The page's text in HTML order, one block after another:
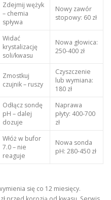
Zdejmij wężyk
– chemia
spływa
Nowy zawór
stopowy: 60 zł
Widać
krystalizację
soli/kwasu
Nowa głowica:
250-400 zł
Zmostkuj
czujnik – ruszy
Czyszczenie
lub wymiana:
180 zł
Odłącz sondę
pH – dalej
dozuje
Naprawa
płyty: 400-700
zł
Włóż w bufor
7.0 – nie
reaguje
Nowa sonda
pH: 280-450 zł
się co 12 miesięcy.